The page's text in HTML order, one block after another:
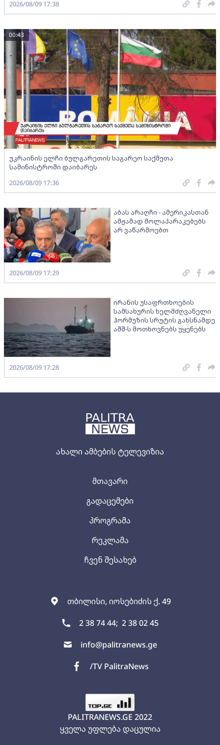
ახალი ამბების ტელევიზია
თბილისი, იოსებიძის ქ. 49
2 38 74 44; 2 38 02 45
info@palitranews.ge
/TV PalitraNews
მთავარი
გადაცემები
პროგრამა
რეკლამა
ჩვენ შესახებ
PALITRANEWS.GE 2022
ყველა უფლება დაცულია
2026/08/09 17:38
უკრაინის ელჩი ბულგარეთის საგარეო საქმეთა
სამინისტროში დაიბარეს
00:43
2026/08/09 17:36
აბას არაღჩი - ამერიკასთან
ამჟამად მოლაპარაკებებს
არ ვაწარმოებთ
2026/08/09 17:29
ირანის უსაფრთხოების
სამსახურის ხელმძღვანელი
ჰორმუზის სრუტის გახსნამდე
აშშ-ს მოთხოვნებს უყენებს
2026/08/09 17:28